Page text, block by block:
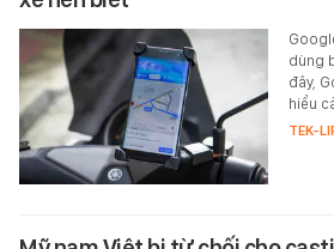
dùng
đây,
hiểu
TEK-